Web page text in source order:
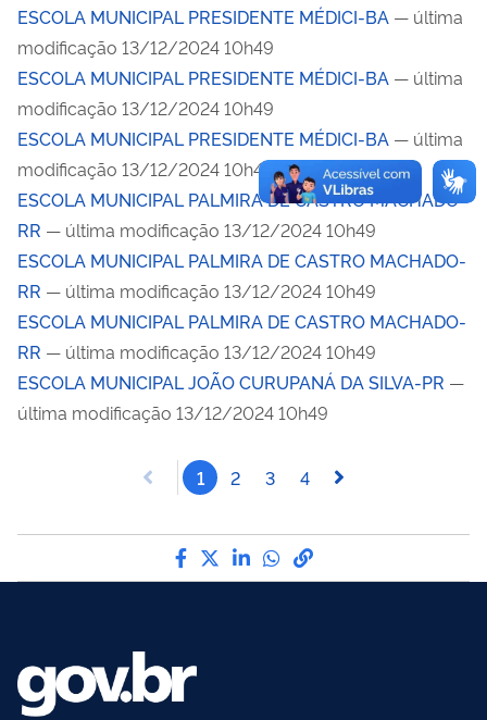
ESCOLA MUNICIPAL PRESIDENTE MÉDICI-BA — última
modificação 13/12/2024 10h49
ESCOLA MUNICIPAL PRESIDENTE MÉDICI-BA — última
modificação 13/12/2024 10h49
ESCOLA MUNICIPAL PRESIDENTE MÉDICI-BA — última
modificação 13/12/2024 10h49
ESCOLA MUNICIPAL PALMIRA DE CASTRO MACHADO-
RR — última modificação 13/12/2024 10h49
ESCOLA MUNICIPAL PALMIRA DE CASTRO MACHADO-
RR — última modificação 13/12/2024 10h49
ESCOLA MUNICIPAL PALMIRA DE CASTRO MACHADO-
RR — última modificação 13/12/2024 10h49
ESCOLA MUNICIPAL JOÃO CURUPANÁ DA SILVA-PR —
última modificação 13/12/2024 10h49
1 2 3 4
Compartilhe por Facebook
Compartilhe por Twitter
Compartilhe por
Compartilhe por
link para Copiar